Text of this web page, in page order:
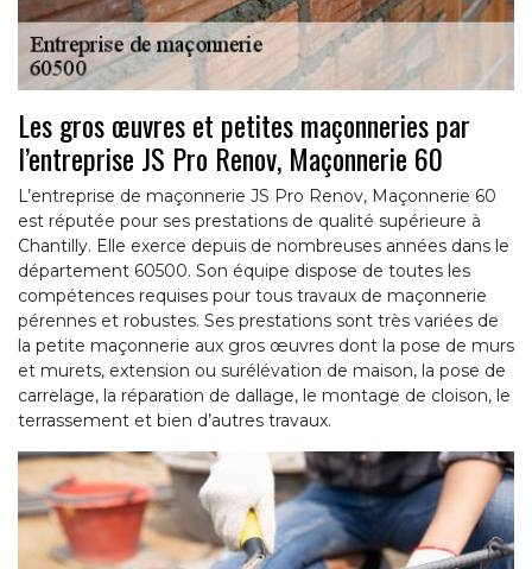
Les gros œuvres et petites maçonneries par
l’entreprise JS Pro Renov, Maçonnerie 60
L’entreprise de maçonnerie JS Pro Renov, Maçonnerie 60
est réputée pour ses prestations de qualité supérieure à
Chantilly. Elle exerce depuis de nombreuses années dans le
département 60500. Son équipe dispose de toutes les
compétences requises pour tous travaux de maçonnerie
pérennes et robustes. Ses prestations sont très variées de
la petite maçonnerie aux gros œuvres dont la pose de murs
et murets, extension ou surélévation de maison, la pose de
carrelage, la réparation de dallage, le montage de cloison, le
terrassement et bien d’autres travaux.